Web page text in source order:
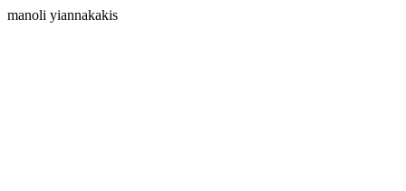
manoli yiannakakis